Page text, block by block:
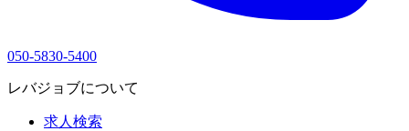
050-5830-5400
レバジョブについて
求人検索